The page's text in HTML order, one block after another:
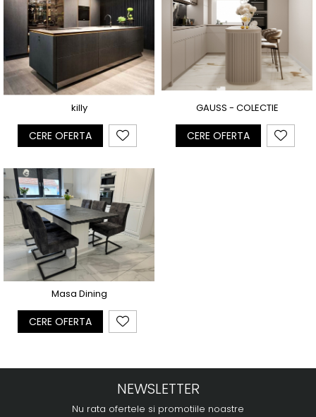
killy
CERE OFERTA
GAUSS - COLECTIE
CERE OFERTA
Masa Dining
CERE OFERTA
NEWSLETTER
Nu rata ofertele si promotiile noastre